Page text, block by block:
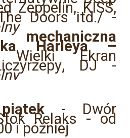
Zeppelin, KISS,
Doors itd./ -
Harleya –
Wielki Ekran
, DJ -
- Dwór
Relaks -od
i później